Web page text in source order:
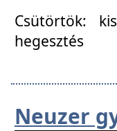
Csütörtök:
hegesztés
Neuzer